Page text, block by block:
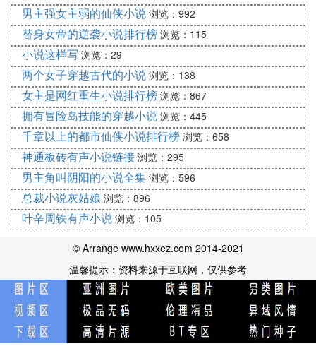
路，在神秘诡异的巫师世界进行了一系列的探索，最
终得到了一个永恒的故事。5、《非同寻常的黎明》
作者:温朝公内容简介穿越后才发现，东方有灵气复
苏，西方有神灵的黎明。蒸汽炮与玄机相撞，西方超
凡渐渐苏醒。
3、推荐几部 系统类小说字数多点的
1、末世超级游戏系统2、梦想系统3、死灵系统4、雷
锋系统5、意愿系统6、重生造星系统7、大师修炼系
统8、超神系统9、最强剑神系统10、超级特工系统1
1、龙腾成长系统12、梦想救赎系统13、最佳实践系
统14、无敌登陆礼包系统15、以及其他众多神级系
统。最强抽奖系统，海贼王最强合成系统，海贼王宝
箱系统，天道剑帝专职法师，永恒神帝，绝世药神太
谷至尊傲沈丹男神抽奖系统，最佳全能学员城全能系
统，天帝灭天。
4、系统流小说排行榜
系统流小说排名榜:全能巫师，史上第一始祖，最强
反派系统，无敌升级，超级抽奖。1.全能型巫师《全
能型巫师》是启点连载的一部系统化的
都市小说，作
者是九指仙人。小说的主角是秦方，一个拥有神奇学
男主强女主弱的仙侠小说 浏览：992
替身女帝的逆袭小说排行榜 浏览：115
小说这样写 浏览：29
两个女子穿越古代的小说 浏览：138
女主是网红重生小说排行榜 浏览：867
拥有冒险岛技能的穿越小说 浏览：445
千章以上的都市仙侠小说排行榜 浏览：658
神通板砖有声小说链接 浏览：295
男主角叫阴阳的小说全集 浏览：596
总裁小说灰姑娘 浏览：896
叶辛周铁有声小说 浏览：105
© Arrange www.hxxez.com 2014-2021
温馨提示：资料来源于互联网，仅供参考